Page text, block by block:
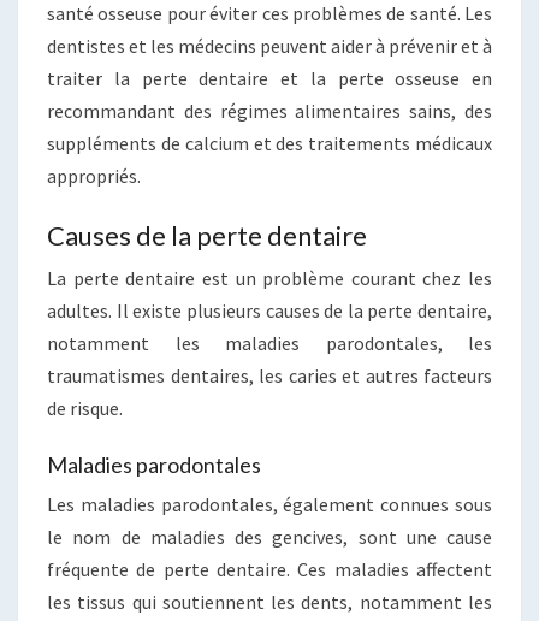
santé osseuse pour éviter ces problèmes de santé. Les
dentistes et les médecins peuvent aider à prévenir et à
traiter la perte dentaire et la perte osseuse en
recommandant des régimes alimentaires sains, des
suppléments de calcium et des traitements médicaux
appropriés.
Causes de la perte dentaire
La perte dentaire est un problème courant chez les
adultes. Il existe plusieurs causes de la perte dentaire,
notamment les maladies parodontales, les
traumatismes dentaires, les caries et autres facteurs
de risque.
Maladies parodontales
Les maladies parodontales, également connues sous
le nom de maladies des gencives, sont une cause
fréquente de perte dentaire. Ces maladies affectent
les tissus qui soutiennent les dents, notamment les